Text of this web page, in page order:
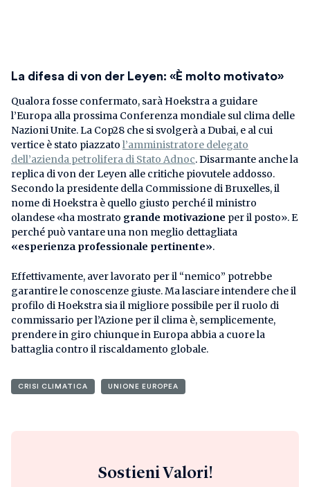
La difesa di von der Leyen: «È molto motivato»
Qualora fosse confermato, sarà Hoekstra a guidare
l’Europa alla prossima Conferenza mondiale sul clima delle
Nazioni Unite. La Cop28 che si svolgerà a Dubai, e al cui
vertice è stato piazzato l’amministratore delegato
dell’azienda petrolifera di Stato Adnoc. Disarmante anche la
replica di von der Leyen alle critiche piovutele addosso.
Secondo la presidente della Commissione di Bruxelles, il
nome di Hoekstra è quello giusto perché il ministro
olandese «ha mostrato grande motivazione per il posto». E
perché può vantare una non meglio dettagliata
«esperienza professionale pertinente».
Effettivamente, aver lavorato per il “nemico” potrebbe
garantire le conoscenze giuste. Ma lasciare intendere che il
profilo di Hoekstra sia il migliore possibile per il ruolo di
commissario per l’Azione per il clima è, semplicemente,
prendere in giro chiunque in Europa abbia a cuore la
battaglia contro il riscaldamento globale.
CRISI CLIMATICA UNIONE EUROPEA
Sostieni Valori!